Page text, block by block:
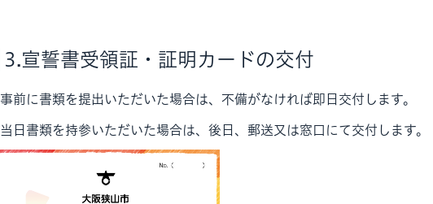
3.宣誓書受領証・証明カードの交付
事前に書類を提出いただいた場合は、不備がなければ即日交付します。
当日書類を持参いただいた場合は、後日、郵送又は窓口にて交付します。